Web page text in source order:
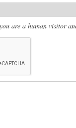
are a human visitor